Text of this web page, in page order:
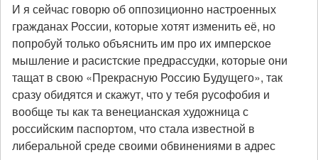
И я сейчас говорю об оппозиционно настроенных
гражданах России, которые хотят изменить её, но
попробуй только объяснить им про их имперское
мышление и расистские предрассудки, которые они
тащат в свою «Прекрасную Россию Будущего», так
сразу обидятся и скажут, что у тебя русофобия и
вообще ты как та венецианская художница с
российским паспортом, что стала известной в
либеральной среде своими обвинениями в адрес